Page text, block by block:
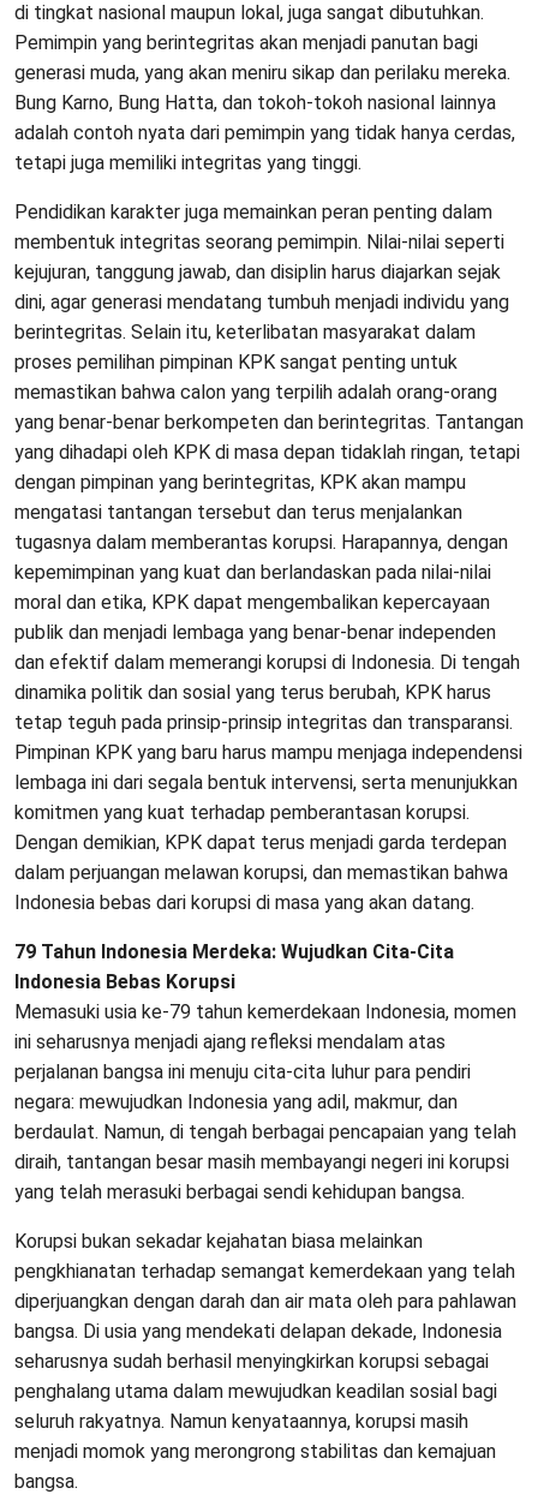
di tingkat nasional maupun lokal, juga sangat dibutuhkan.
Pemimpin yang berintegritas akan menjadi panutan bagi
generasi muda, yang akan meniru sikap dan perilaku mereka.
Bung Karno, Bung Hatta, dan tokoh-tokoh nasional lainnya
adalah contoh nyata dari pemimpin yang tidak hanya cerdas,
tetapi juga memiliki integritas yang tinggi.
Pendidikan karakter juga memainkan peran penting dalam
membentuk integritas seorang pemimpin. Nilai-nilai seperti
kejujuran, tanggung jawab, dan disiplin harus diajarkan sejak
dini, agar generasi mendatang tumbuh menjadi individu yang
berintegritas. Selain itu, keterlibatan masyarakat dalam
proses pemilihan pimpinan KPK sangat penting untuk
memastikan bahwa calon yang terpilih adalah orang-orang
yang benar-benar berkompeten dan berintegritas. Tantangan
yang dihadapi oleh KPK di masa depan tidaklah ringan, tetapi
dengan pimpinan yang berintegritas, KPK akan mampu
mengatasi tantangan tersebut dan terus menjalankan
tugasnya dalam memberantas korupsi. Harapannya, dengan
kepemimpinan yang kuat dan berlandaskan pada nilai-nilai
moral dan etika, KPK dapat mengembalikan kepercayaan
publik dan menjadi lembaga yang benar-benar independen
dan efektif dalam memerangi korupsi di Indonesia. Di tengah
dinamika politik dan sosial yang terus berubah, KPK harus
tetap teguh pada prinsip-prinsip integritas dan transparansi.
Pimpinan KPK yang baru harus mampu menjaga independensi
lembaga ini dari segala bentuk intervensi, serta menunjukkan
komitmen yang kuat terhadap pemberantasan korupsi.
Dengan demikian, KPK dapat terus menjadi garda terdepan
dalam perjuangan melawan korupsi, dan memastikan bahwa
Indonesia bebas dari korupsi di masa yang akan datang.
79 Tahun Indonesia Merdeka: Wujudkan Cita-Cita
Indonesia Bebas Korupsi
Memasuki usia ke-79 tahun kemerdekaan Indonesia, momen
ini seharusnya menjadi ajang refleksi mendalam atas
perjalanan bangsa ini menuju cita-cita luhur para pendiri
negara: mewujudkan Indonesia yang adil, makmur, dan
berdaulat. Namun, di tengah berbagai pencapaian yang telah
diraih, tantangan besar masih membayangi negeri ini korupsi
yang telah merasuki berbagai sendi kehidupan bangsa.
Korupsi bukan sekadar kejahatan biasa melainkan
pengkhianatan terhadap semangat kemerdekaan yang telah
diperjuangkan dengan darah dan air mata oleh para pahlawan
bangsa. Di usia yang mendekati delapan dekade, Indonesia
seharusnya sudah berhasil menyingkirkan korupsi sebagai
penghalang utama dalam mewujudkan keadilan sosial bagi
seluruh rakyatnya. Namun kenyataannya, korupsi masih
menjadi momok yang merongrong stabilitas dan kemajuan
bangsa.